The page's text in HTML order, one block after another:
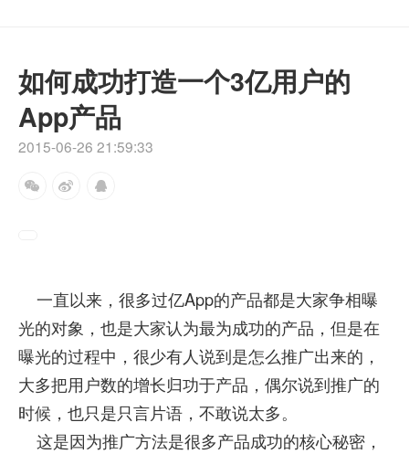
如何成功打造一个3亿用户的
App产品
2015-06-26 21:59:33
一直以来，很多过亿App的产品都是大家争相曝
光的对象，也是大家认为最为成功的产品，但是在
曝光的过程中，很少有人说到是怎么推广出来的，
大多把用户数的增长归功于产品，偶尔说到推广的
时候，也只是只言片语，不敢说太多。
这是因为推广方法是很多产品成功的核心秘密，